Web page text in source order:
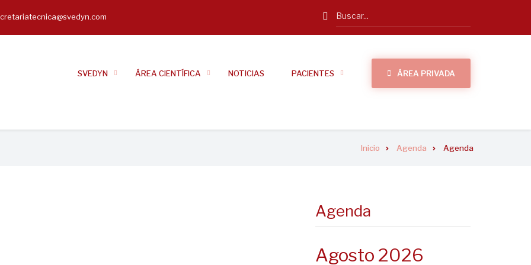
Search
SVEDYN ÁREA CIENTÍFICA NOTICIAS PACIENTES ÁREA PRIVADA
Inicio Agenda Agenda
Agenda
Agosto 2026